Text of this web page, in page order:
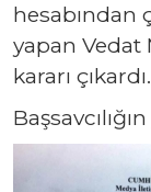
hesabından
yapan Vedat
kararı çıkardı.